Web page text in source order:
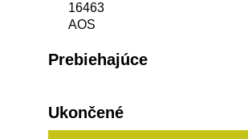
16463
AOS
Prebiehajúce
Ukončené